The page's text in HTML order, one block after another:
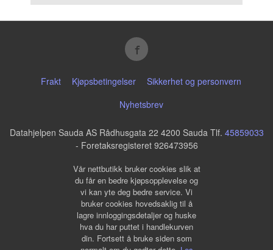
Frakt Kjøpsbetingelser
Sikkerhet og personvern
Nyhetsbrev
Datahjelpen Sauda AS Rådhusgata 22 4200 Sauda Tlf. 45859033
- Foretaksregisteret 926473956
Vår nettbutikk bruker cookies slik at
du får en bedre kjøpsopplevelse og
vi kan yte deg bedre service. Vi
bruker cookies hovedsaklig til å
lagre innloggingsdetaljer og huske
hva du har puttet i handlekurven
din. Fortsett å bruke siden som